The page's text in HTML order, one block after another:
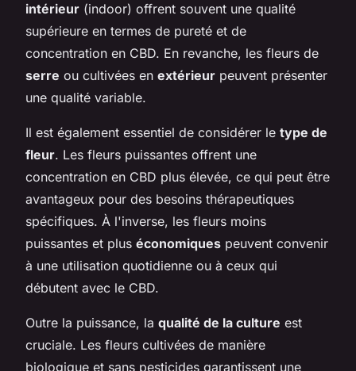
intérieur (indoor) offrent souvent une qualité
supérieure en termes de pureté et de
concentration en CBD. En revanche, les fleurs de
serre ou cultivées en extérieur peuvent présenter
une qualité variable.
Il est également essentiel de considérer le type de
fleur. Les fleurs puissantes offrent une
concentration en CBD plus élevée, ce qui peut être
avantageux pour des besoins thérapeutiques
spécifiques. À l'inverse, les fleurs moins
puissantes et plus économiques peuvent convenir
à une utilisation quotidienne ou à ceux qui
débutent avec le CBD.
Outre la puissance, la qualité de la culture est
cruciale. Les fleurs cultivées de manière
biologique et sans pesticides garantissent une